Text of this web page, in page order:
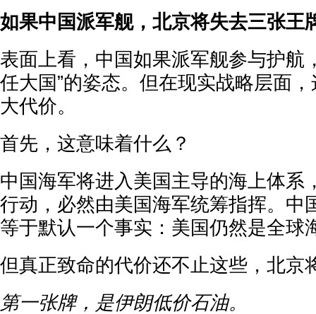
如果中国派军舰，北京将失去三张王
表面上看，中国如果派军舰参与护航
任大国”的姿态。但在现实战略层面
大代价。
首先，这意味着什么？
中国海军将进入美国主导的海上体系
行动，必然由美国海军统筹指挥。中
等于默认一个事实：美国仍然是全球
但真正致命的代价还不止这些，北京
第一张牌，是伊朗低价石油。